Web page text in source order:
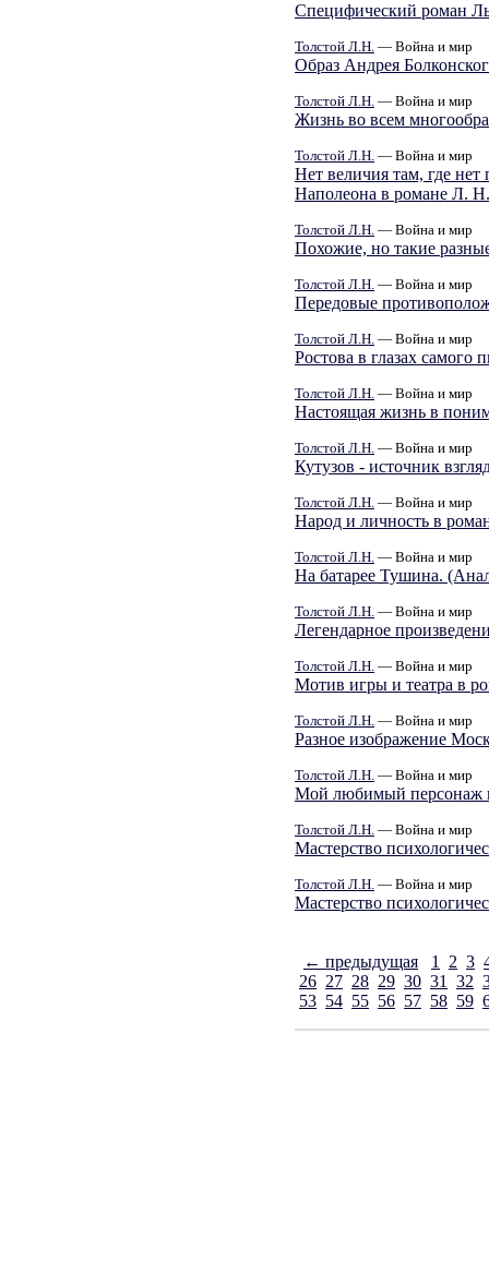
Специфический роман
Толстой Л.Н. — Война и мир
Образ Андрея
Толстой Л.Н. — Война и мир
Жизнь во всем
Толстой Л.Н. — Война и мир
Нет величия там, где нет
Наполеона в романе Л.
Толстой Л.Н. — Война и мир
Похожие, но такие
Толстой Л.Н. — Война и мир
Передовые
Толстой Л.Н. — Война и мир
Ростова в глазах самого
Толстой Л.Н. — Война и мир
Настоящая жизнь в
Толстой Л.Н. — Война и мир
Кутузов - источник
Толстой Л.Н. — Война и мир
Народ и личность в
Толстой Л.Н. — Война и мир
На батарее Тушина.
Толстой Л.Н. — Война и мир
Легендарное
Толстой Л.Н. — Война и мир
Мотив игры и театра в
Толстой Л.Н. — Война и мир
Разное изображение
Толстой Л.Н. — Война и мир
Мой любимый персонаж
Толстой Л.Н. — Война и мир
Мастерство
Толстой Л.Н. — Война и мир
Мастерство
← предыдущая 1 2 3
26 27 28 29 30 31 32
53 54 55 56 57 58 59